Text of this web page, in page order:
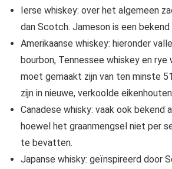
Ierse whiskey: over het algemeen
dan Scotch. Jameson is een bekend
Amerikaanse whiskey: hieronder
bourbon, Tennessee whiskey en rye
moet gemaakt zijn van ten minste
zijn in nieuwe, verkoolde
Canadese whisky: vaak ook bekend
hoewel het graanmengsel niet per
te bevatten.
Japanse whisky: geïnspireerd door